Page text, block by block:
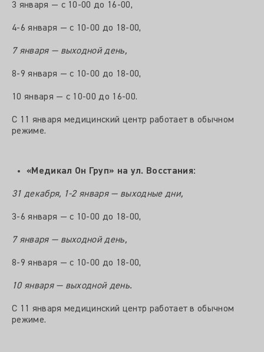
3 января — с 10-00 до 16-00,
4-6 января — с 10-00 до 18-00,
7 января — выходной день,
8-9 января — с 10-00 до 18-00,
10 января — с 10-00 до 16-00.
С 11 января медицинский центр работает в обычном
режиме.
«Медикал Он Груп» на ул. Восстания:
31 декабря, 1-2 января — выходные дни,
3-6 января — с 10-00 до 18-00,
7 января — выходной день,
8-9 января — с 10-00 до 18-00,
10 января — выходной день.
С 11 января медицинский центр работает в обычном
режиме.